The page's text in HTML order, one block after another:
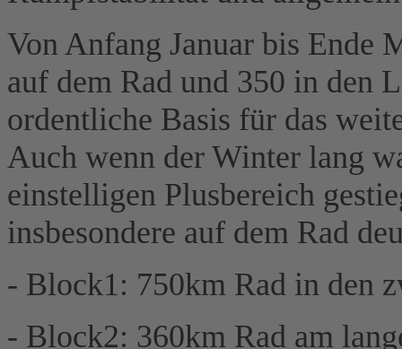
Von Anfang Januar bis Ende
auf dem Rad und 350 in den
ordentliche Basis für das
Auch wenn der Winter lang
einstelligen Plusbereich
insbesondere auf dem Rad
- Block1: 750km Rad in den
- Block2: 360km Rad am